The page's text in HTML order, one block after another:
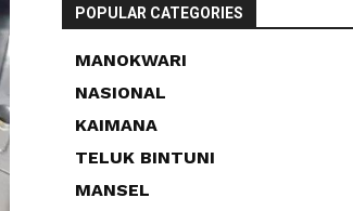
POPULAR CATEGORIES
MANOKWARI
NASIONAL
KAIMANA
TELUK BINTUNI
MANSEL